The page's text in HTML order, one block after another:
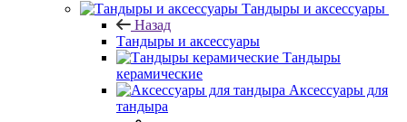
Тандыры и аксессуары
Назад
Тандыры и аксессуары
Тандыры
керамические
Аксессуары для
тандыра